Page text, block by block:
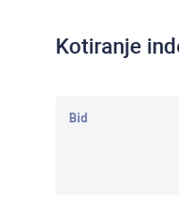
Kotiranje
Bid